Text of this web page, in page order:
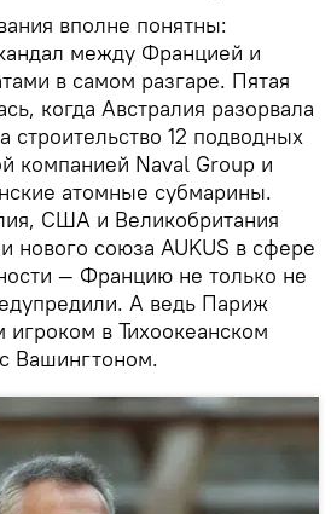
вполне понятны:
между Францией и
в самом разгаре. Пятая
когда Австралия разорвала
строительство 12 подводных
компанией Naval Group и
атомные субмарины.
США и Великобритания
нового союза AUKUS в сфере
— Францию не только не
А ведь Париж
в Тихоокеанском
Вашингтоном.